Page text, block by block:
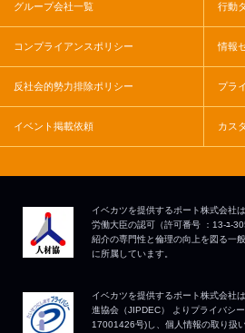
グループ会社一覧 行動
コンプライアンスポリシー 情報
反社会的勢力排除ポリシー プラ
イベント掲載依頼 カス